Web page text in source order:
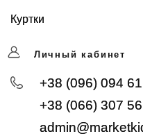
Куртки
Личный кабинет
+38 (096) 094
+38 (066) 307